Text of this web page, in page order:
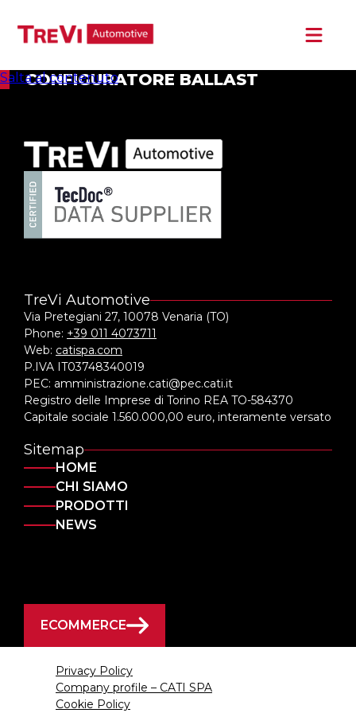
Salta al contenuto
CHI SIAMO
PRODOTTI
NEWS
CONFIGURATORE BALLAST
TreVi Automotive
Via Pretegiani 27, 10078 Venaria (TO)
Phone: +39 011 4073711
Web: catispa.com
P.IVA IT03748340019
PEC: amministrazione.cati@pec.cati.it
Registro delle Imprese di Torino REA TO-584370
Capitale sociale 1.560.000,00 euro, interamente versato
Sitemap
HOME
CHI SIAMO
PRODOTTI
NEWS
ECOMMERCE
Privacy Policy
Company profile – CATI SPA
Cookie Policy